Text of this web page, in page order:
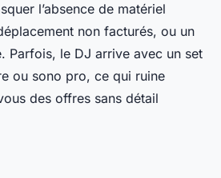
l’absence de matériel
non facturés, ou un
Parfois, le DJ arrive avec un set
ou sono pro, ce qui ruine
des offres sans détail